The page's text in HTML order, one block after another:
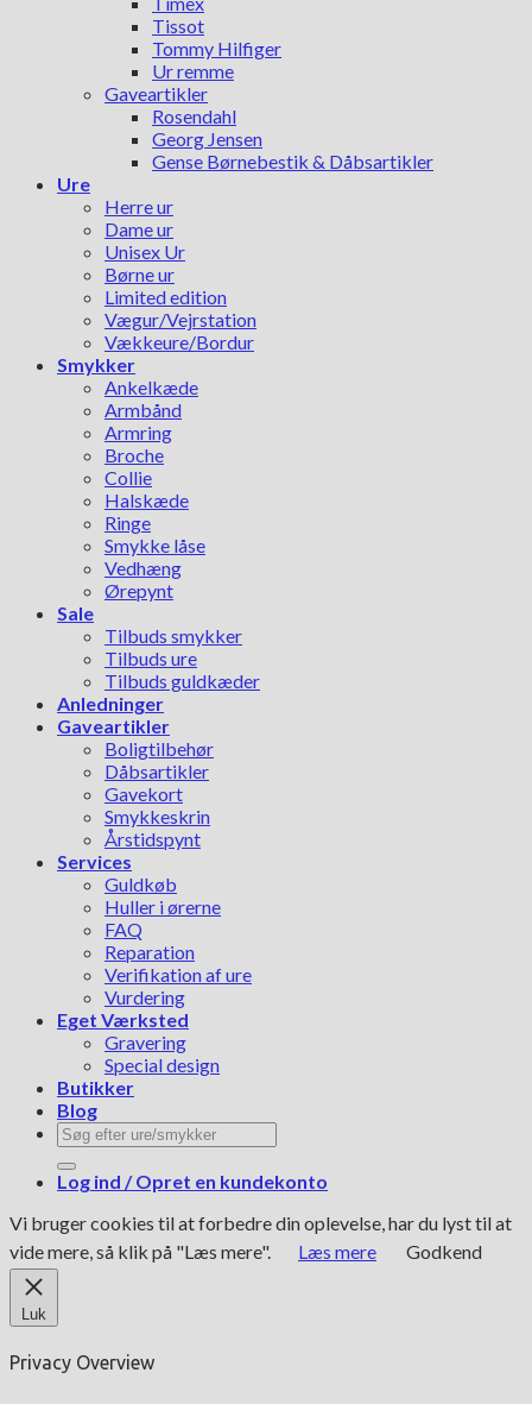
Tissot
Tommy Hilfiger
Ur remme
Gaveartikler
Rosendahl
Georg Jensen
Gense Børnebestik & Dåbsartikler
Ure
Herre ur
Dame ur
Unisex Ur
Børne ur
Limited edition
Vægur/Vejrstation
Vækkeure/Bordur
Smykker
Ankelkæde
Armbånd
Armring
Broche
Collie
Halskæde
Ringe
Smykke låse
Vedhæng
Ørepynt
Sale
Tilbuds smykker
Tilbuds ure
Tilbuds guldkæder
Anledninger
Gaveartikler
Boligtilbehør
Dåbsartikler
Gavekort
Smykkeskrin
Årstidspynt
Services
Guldkøb
Huller i ørerne
FAQ
Reparation
Verifikation af ure
Vurdering
Eget Værksted
Gravering
Special design
Butikker
Blog
Søg
efter:
Log ind / Opret en kundekonto
Vi bruger cookies til at forbedre din oplevelse, har du lyst til at
vide mere, så klik på "Læs mere".
Læs mere Godkend
Luk
Privacy Overview